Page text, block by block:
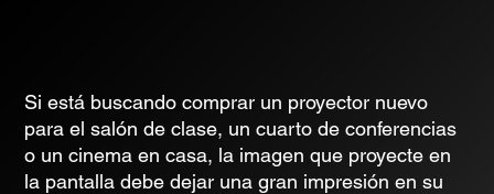
Si está buscando comprar un proyector nuevo
para el salón de clase, un cuarto de conferencias
o un cinema en casa, la imagen que proyecte en
la pantalla debe dejar una gran impresión en su